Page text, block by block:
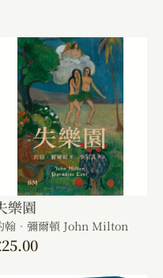
樂園
翰．彌爾頓 John Milton
25.00